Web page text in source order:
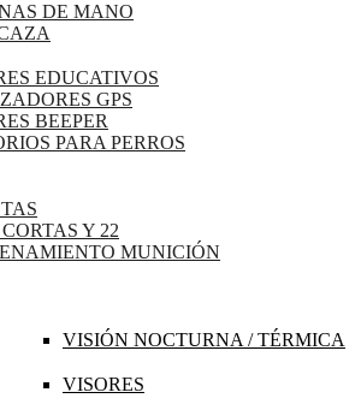
DE MANO
EDUCATIVOS
GPS
BEEPER
PARA PERROS
Y 22
MUNICIÓN
VISIÓN NOCTURNA / TÉRMICA
VISORES